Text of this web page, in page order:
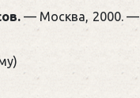
— Москва, 2000. —